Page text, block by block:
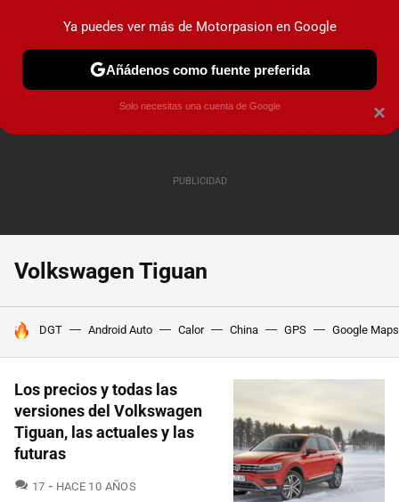
PRUEBAS COCHES ELÉCTRICOS OBSERVATORIO
Volkswagen Tiguan
HOY SE HABLA DE
DGT Android Auto Calor China GPS Google Maps
Los precios y todas las
versiones del Volkswagen
Tiguan, las actuales y las
futuras
17 COMENTARIOS
HACE 10 AÑOS
×
Ya puedes ver más de Motorpasion en Google
Añádenos como fuente preferida
Solo necesitas una cuenta de Google